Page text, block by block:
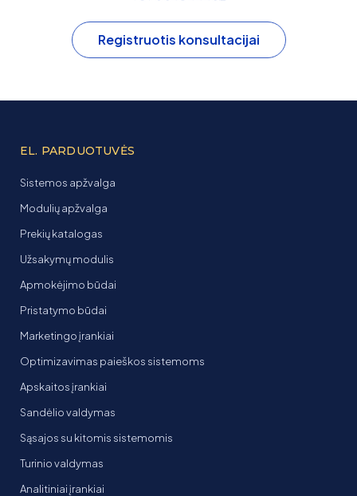
Registruotis konsultacijai
EL. PARDUOTUVĖS
Sistemos apžvalga
Modulių apžvalga
Prekių katalogas
Užsakymų modulis
Apmokėjimo būdai
Pristatymo būdai
Marketingo įrankiai
Optimizavimas paieškos sistemoms
Apskaitos įrankiai
Sandėlio valdymas
Sąsajos su kitomis sistemomis
Turinio valdymas
Analitiniai įrankiai